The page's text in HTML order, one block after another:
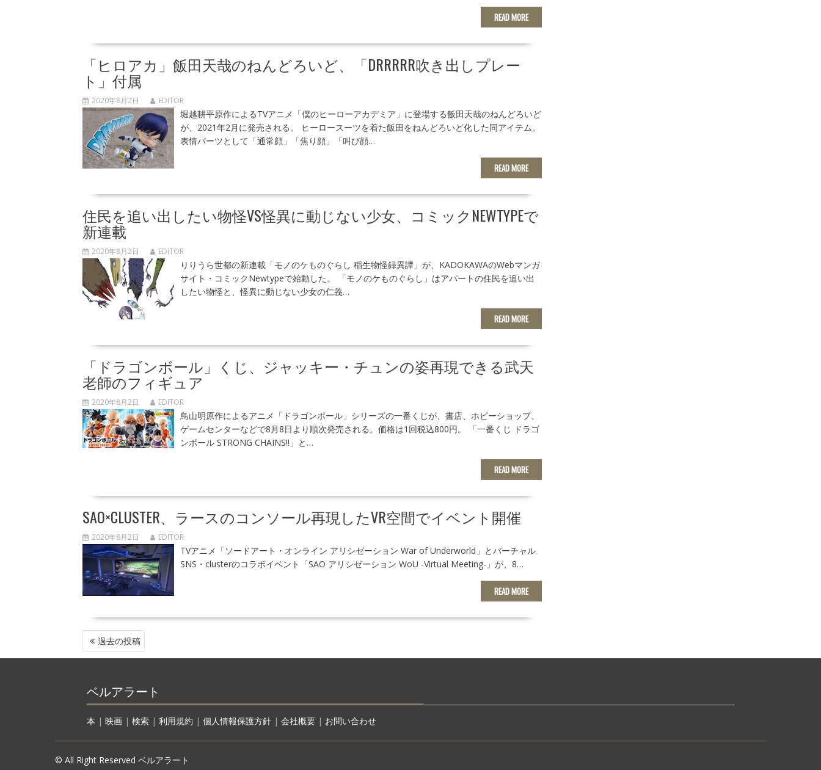
READ MORE
「ヒロアカ」飯田天哉のねんどろいど、「DRRRRR吹き出しプレー
ト」付属
2020年8月2日 EDITOR
堀越耕平原作によるTVアニメ「僕のヒーローアカデミア」に登場する飯田天哉のねんどろいど
が、2021年2月に発売される。 ヒーロースーツを着た飯田をねんどろいど化した同アイテム。
表情パーツとして「通常顔」「焦り顔」「叫び顔…
READ MORE
住民を追い出したい物怪VS怪異に動じない少女、コミックNEWTYPEで
新連載
2020年8月2日 EDITOR
りりうら世都の新連載「モノのケものぐらし 稲生物怪録異譚」が、KADOKAWAのWebマンガ
サイト・コミックNewtypeで始動した。 「モノのケものぐらし」はアパートの住民を追い出
したい物怪と、怪異に動じない少女の仁義…
READ MORE
「ドラゴンボール」くじ、ジャッキー・チュンの姿再現できる武天
老師のフィギュア
2020年8月2日 EDITOR
鳥山明原作によるアニメ「ドラゴンボール」シリーズの一番くじが、書店、ホビーショップ、
ゲームセンターなどで8月8日より順次発売される。価格は1回税込800円。 「一番くじ ドラゴ
ンボール STRONG CHAINS!!」と…
READ MORE
SAO×CLUSTER、ラースのコンソール再現したVR空間でイベント開催
2020年8月2日 EDITOR
TVアニメ「ソードアート・オンライン アリシゼーション War of Underworld」とバーチャル
SNS・clusterのコラボイベント「SAO アリシゼーション WoU -Virtual Meeting-」が、8…
READ MORE
投
稿
ナ
ゲ
ー
シ
ョ
ン
過去の投稿
ベルアラート
本 | 映画| 検索| 利用規約 | 個人情報保護方針| 会社概要| お問い合わせ
© All Right Reserved ベルアラート